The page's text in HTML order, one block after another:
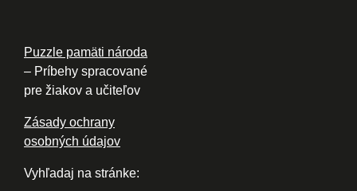
Puzzle pamäti národa
– Príbehy spracované
pre žiakov a učiteľov
Zásady ochrany
osobných údajov
Vyhľadaj na stránke: